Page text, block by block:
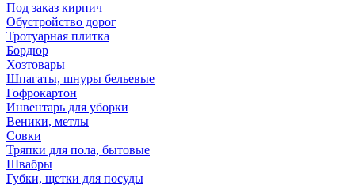
Под заказ кирпич
Обустройство дорог
Тротуарная плитка
Бордюр
Хозтовары
Шпагаты, шнуры бельевые
Гофрокартон
Инвентарь для уборки
Веники, метлы
Совки
Тряпки для пола, бытовые
Швабры
Губки, щетки для посуды